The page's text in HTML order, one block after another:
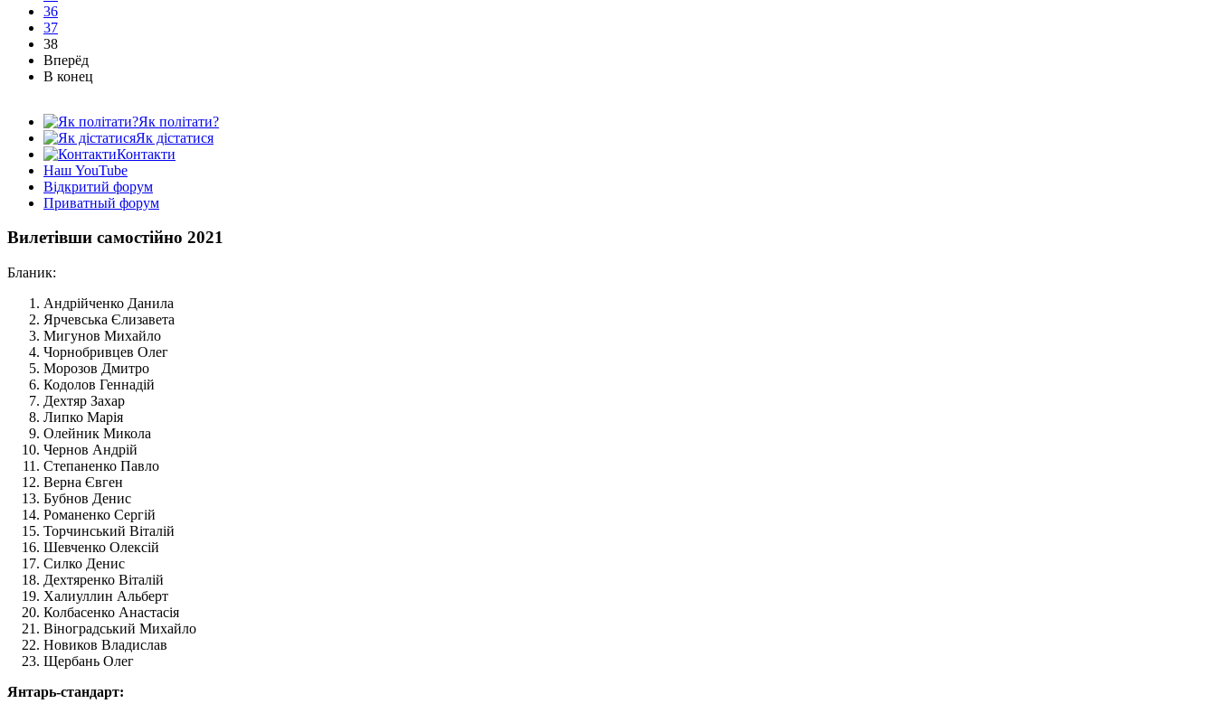
36
37
38
Вперёд
В конец
Як політати?
Як дістатися
Контакти
Наш YouTube
Відкритий форум
Приватный форум
Вилетівши самостійно 2021
Бланик:
Андрійченко Данила
Ярчевська Єлизавета
Мигунов Михайло
Чорнобривцев Олег
Морозов Дмитро
Кодолов Геннадій
Дехтяр Захар
Липко Марія
Олейник Микола
Чернов Андрій
Степаненко Павло
Верна Євген
Бубнов Денис
Романенко Сергій
Торчинський Віталій
Шевченко Олексій
Силко Денис
Дехтяренко Віталій
Халиуллин Альберт
Колбасенко Анастасія
Віноградський Михайло
Новиков Владислав
Щербань Олег
Янтарь-стандарт: